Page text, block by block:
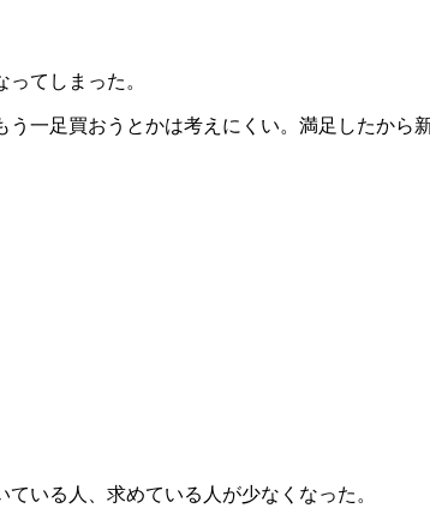
てしまった。
一足買おうとかは考えにくい。満足したから
いる人、求めている人が少なくなった。